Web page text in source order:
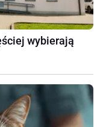
wybierają